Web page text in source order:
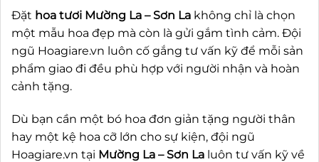
Đặt hoa tươi Mường La – Sơn La không chỉ là chọn
một mẫu hoa đẹp mà còn là gửi gắm tình cảm. Đội
ngũ Hoagiare.vn luôn cố gắng tư vấn kỹ để mỗi sản
phẩm giao đi đều phù hợp với người nhận và hoàn
cảnh tặng.
Dù bạn cần một bó hoa đơn giản tặng người thân
hay một kệ hoa cỡ lớn cho sự kiện, đội ngũ
Hoagiare.vn tại Mường La – Sơn La luôn tư vấn kỹ về